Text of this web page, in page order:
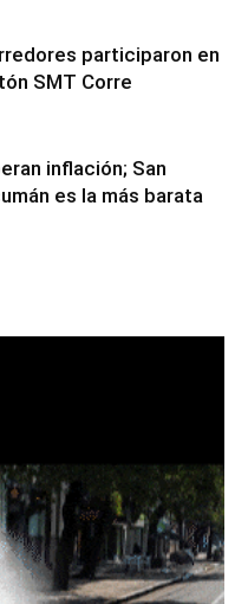
participaron en
SMT Corre
inflación; San
es la más barata